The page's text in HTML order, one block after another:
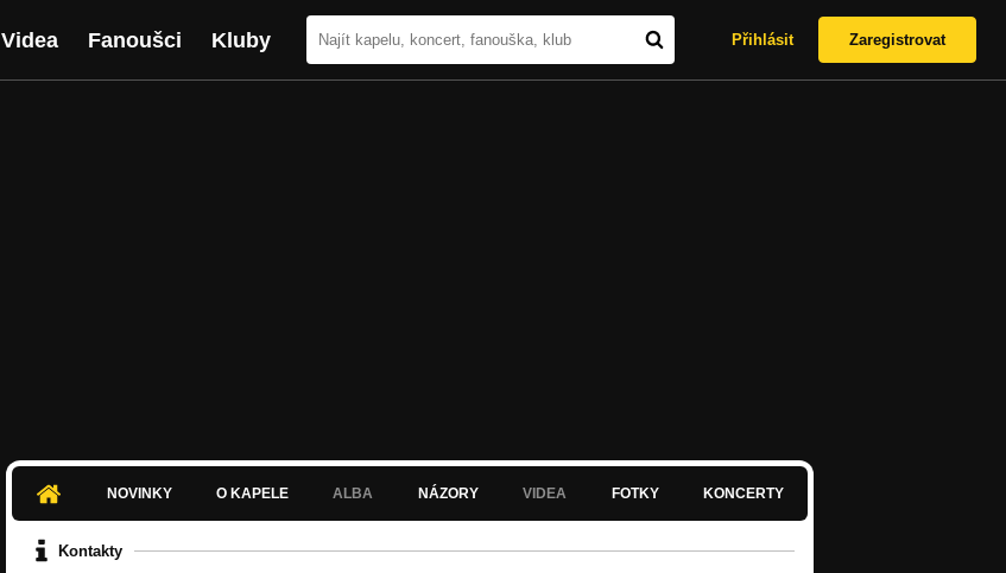
Videa Fanoušci Kluby Přihlásit Zaregistrovat
NOVINKY O KAPELE ALBA NÁZORY VIDEA FOTKY KONCERTY
Kontakty